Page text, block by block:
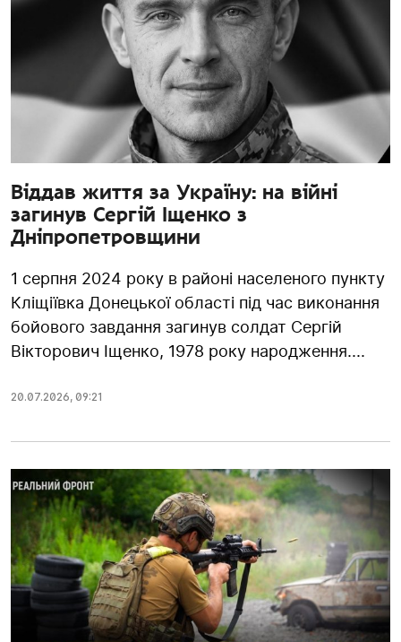
Віддав життя за Україну: на війні
загинув Сергій Іщенко з
Дніпропетровщини
1 серпня 2024 року в районі населеного пункту
Кліщіївка Донецької області під час виконання
бойового завдання загинув солдат Сергій
Вікторович Іщенко, 1978 року народження....
20.07.2026, 09:21